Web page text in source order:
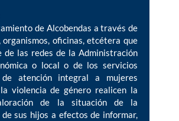
de Alcobendas a través de
organismos, oficinas, etcétera que
de las redes de la Administración
o local o de los servicios
de atención integral a mujeres
violencia de género realicen la
de la situación de la
sus hijos a efectos de informar,